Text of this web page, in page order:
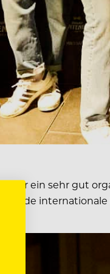
war ein sehr gut